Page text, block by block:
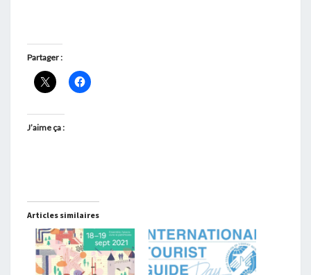
Partager :
J’aime ça :
Articles similaires